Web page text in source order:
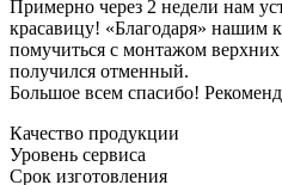
Примерно через 2 недели нам
красавицу! «Благодаря» нашим
помучиться с монтажом
получился отменный.
Большое всем спасибо!
Качество продукции
Уровень сервиса
Срок изготовления